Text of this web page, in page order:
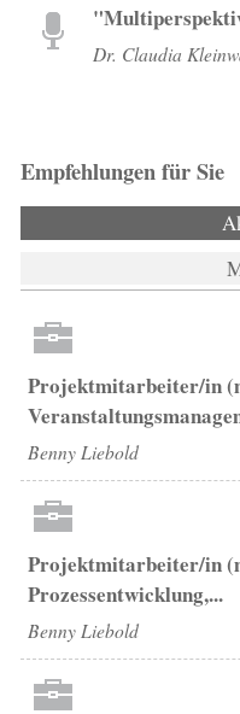
Dr. Claudia
Empfehlungen für Sie
Projektmitarbeiter/in
Benny Liebold
Projektmitarbeiter/in
Prozessentwicklung,...
Benny Liebold